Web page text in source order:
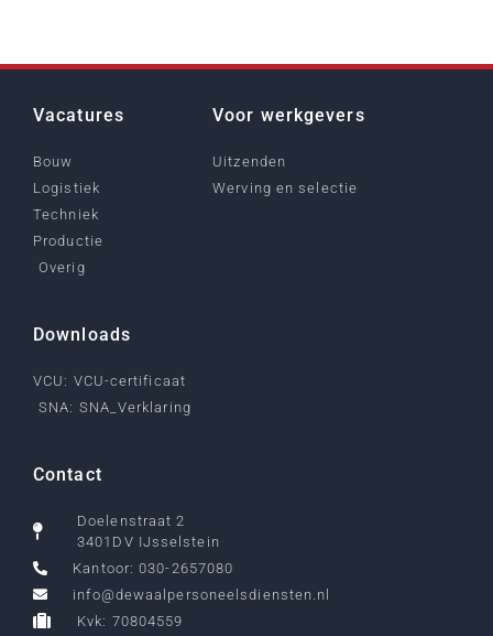
Vacatures
Bouw
Logistiek
Techniek
Productie
Overig
Voor werkgevers
Uitzenden
Werving en selectie
Downloads
VCU: VCU-certificaat
SNA: SNA_Verklaring
Contact
Doelenstraat 2
3401DV IJsselstein
Kantoor: 030-2657080
info@dewaalpersoneelsdiensten.nl
Kvk: 70804559